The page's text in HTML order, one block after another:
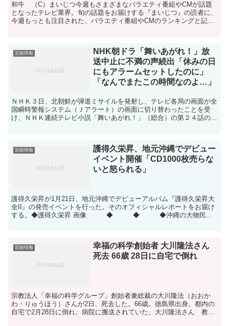
和牛 （C）まいじつ今週もさまざまなバラエティ番組やCMが話題
となったテレビ業界。旬の話題をお届けする『まいじつ』の読者に、
今週もっとも注目された、バラエティ番組やCMのランキングと記事
芸能情報
NHK朝ドラ「舞いあがれ！」放
送中止に不満の声続出「休みの日
にもアラームセットしたのに」
「なんでまたこの時間なのよ…」
ＮＨＫ３日、北朝鮮が弾道ミサイルを発射し、テレビ各局の画面が全
国瞬時警報システム（Ｊアラート）の画面に切り替わったことを受
け、ＮＨＫ連続テレビ小説「舞いあがれ！」（総合）の第２４話の放
芸能情報
護得久栄昇、地元沖縄でデビュー
イベント開催「CD1000枚売らな
いと怒られる」
護得久栄昇が1月21日、地元沖縄でデビューアルバム『護得久栄昇大
全II』の発売イベントを行った。そのオフィシャルレポートをお届け
する。◆護得久栄昇 画像 ◆ ◆ ◆沖縄の大物民謡
芸能情報
幸福の科学創始者 大川隆法さん
死去 66歳 28日に自宅で倒れ
宗教法人「幸福の科学グループ」創始者兼総裁の大川隆法（おおか
わ・りゅうほう）さんが2日、死去した。66歳。徳島県出身。都内の
自宅で2月28日に倒れ、病院に搬送されていた。大川隆法さん 教団